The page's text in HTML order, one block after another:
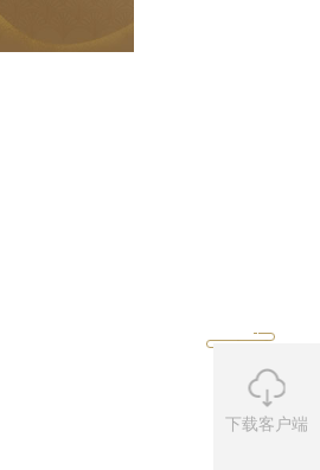
；鹤舞云
者！
下载客户端